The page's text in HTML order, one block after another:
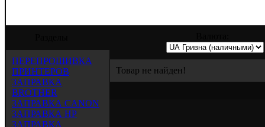
ПЕРЕПРОШИВКА
ПРИНТЕРОВ
ЗАПРАВКА
BROTHER
ЗАПРАВКА CANON
ЗАПРАВКА HP
ЗАПРАВКА
Товар не найден!